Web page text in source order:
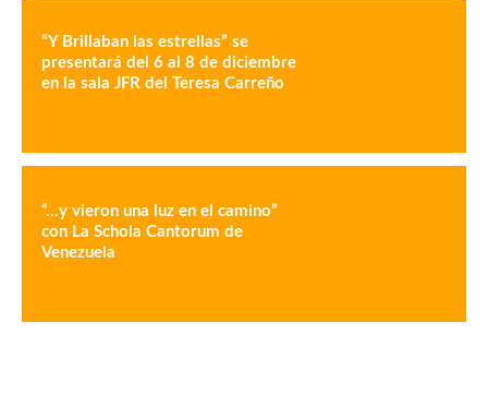
“Y Brillaban las estrellas” se
presentará del 6 al 8 de diciembre
en la sala JFR del Teresa Carreño
“…y vieron una luz en el camino”
con La Schola Cantorum de
Venezuela